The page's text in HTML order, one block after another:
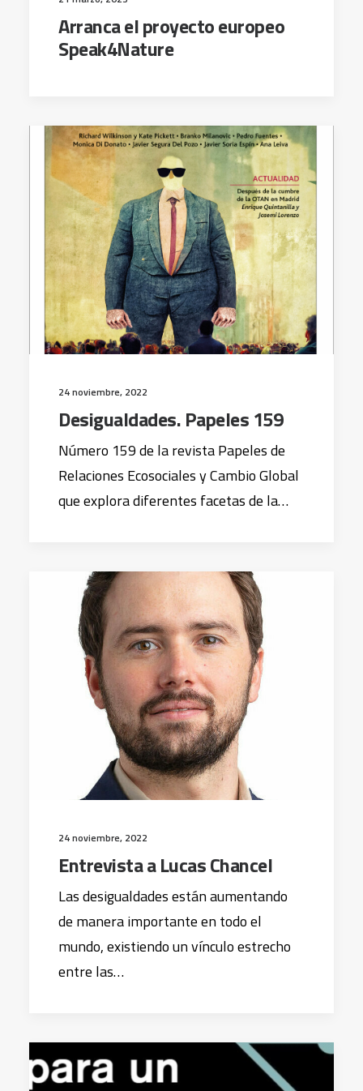
Arranca el proyecto europeo
Speak4Nature
24 noviembre, 2022
Desigualdades. Papeles 159
Número 159 de la revista Papeles de
Relaciones Ecosociales y Cambio Global
que explora diferentes facetas de la…
24 noviembre, 2022
Entrevista a Lucas Chancel
Las desigualdades están aumentando
de manera importante en todo el
mundo, existiendo un vínculo estrecho
entre las…